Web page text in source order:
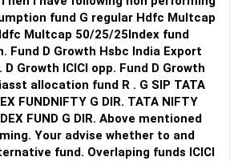
fund G regular Hdfc Multcap
Hsbc India Export
Fund D Growth
allocation fund R . G SIP TATA
FUNDNIFTY G DIR. TATA NIFTY
FUND G DIR. Above mentioned
Your advise whether to and
fund. Overlaping funds ICICI